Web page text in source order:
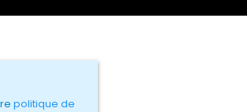
politique de